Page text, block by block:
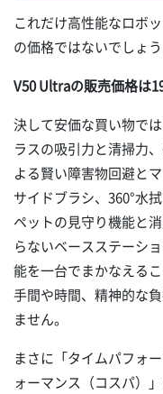
これだけ高性能なロボ
の価格ではないでしょう
V50 Ultraの販売価格は
決して安価な買い物で
ラスの吸引力と清掃力
よる賢い障害物回避と
サイドブラシ、360°水
ペットの見守り機能と
らないベースステーシ
能を一台でまかなえる
手間や時間、精神的な
ません。
まさに「タイムパフォ
ォーマンス（コスパ）